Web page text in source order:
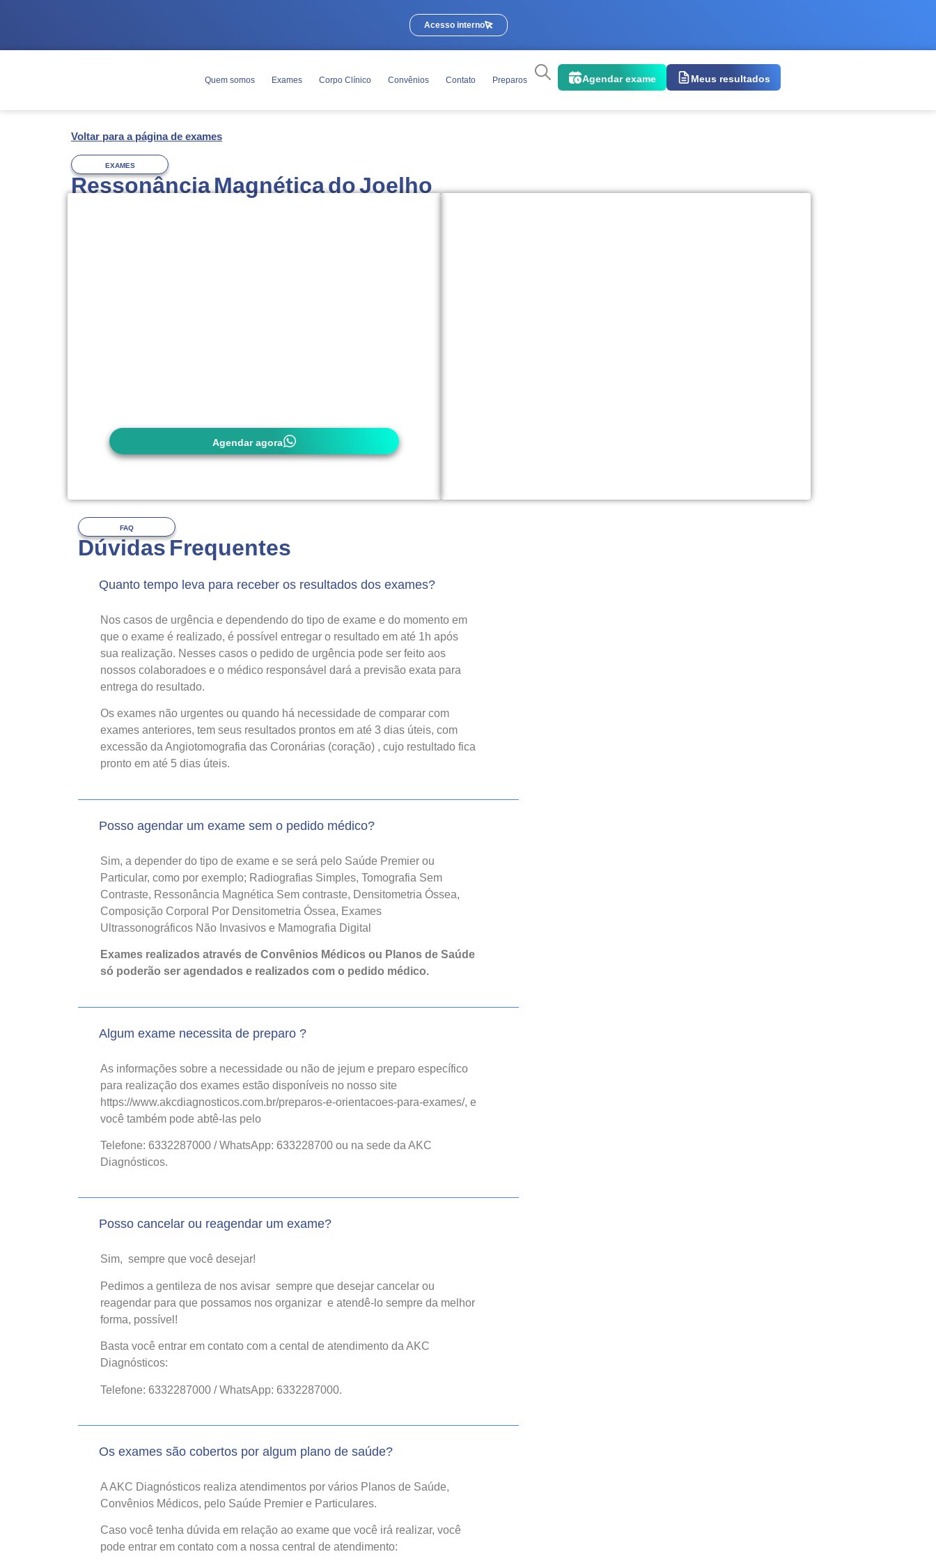
Acesso interno
Quem somos Exames Corpo Clínico Convênios Contato Preparos Agendar exame Meus resultados
Voltar para a página de exames
EXAMES
Ressonância Magnética do Joelho
Agendar agora
FAQ
Dúvidas Frequentes
Quanto tempo leva para receber os resultados dos exames?
Nos casos de urgência e dependendo do tipo de exame e do momento em
que o exame é realizado, é possível entregar o resultado em até 1h após
sua realização. Nesses casos o pedido de urgência pode ser feito aos
nossos colaboradoes e o médico responsável dará a previsão exata para
entrega do resultado.
Os exames não urgentes ou quando há necessidade de comparar com
exames anteriores, tem seus resultados prontos em até 3 dias úteis, com
excessão da Angiotomografia das Coronárias (coração) , cujo restultado fica
pronto em até 5 dias úteis.
Posso agendar um exame sem o pedido médico?
Sim, a depender do tipo de exame e se será pelo Saúde Premier ou
Particular, como por exemplo; Radiografias Simples, Tomografia Sem
Contraste, Ressonância Magnética Sem contraste, Densitometria Óssea,
Composição Corporal Por Densitometria Óssea, Exames
Ultrassonográficos Não Invasivos e Mamografia Digital
Exames realizados através de Convênios Médicos ou Planos de Saúde
só poderão ser agendados e realizados com o pedido médico.
Algum exame necessita de preparo ?
As informações sobre a necessidade ou não de jejum e preparo específico
para realização dos exames estão disponíveis no nosso site
https://www.akcdiagnosticos.com.br/preparos-e-orientacoes-para-exames/, e
você também pode abtê-las pelo
Telefone: 6332287000 / WhatsApp: 633228700 ou na sede da AKC
Diagnósticos.
Posso cancelar ou reagendar um exame?
Sim, sempre que você desejar!
Pedimos a gentileza de nos avisar sempre que desejar cancelar ou
reagendar para que possamos nos organizar e atendê-lo sempre da melhor
forma, possível!
Basta você entrar em contato com a cental de atendimento da AKC
Diagnósticos:
Telefone: 6332287000 / WhatsApp: 6332287000.
Os exames são cobertos por algum plano de saúde?
A AKC Diagnósticos realiza atendimentos por vários Planos de Saúde,
Convênios Médicos, pelo Saúde Premier e Particulares.
Caso você tenha dúvida em relação ao exame que você irá realizar, você
pode entrar em contato com a nossa central de atendimento: